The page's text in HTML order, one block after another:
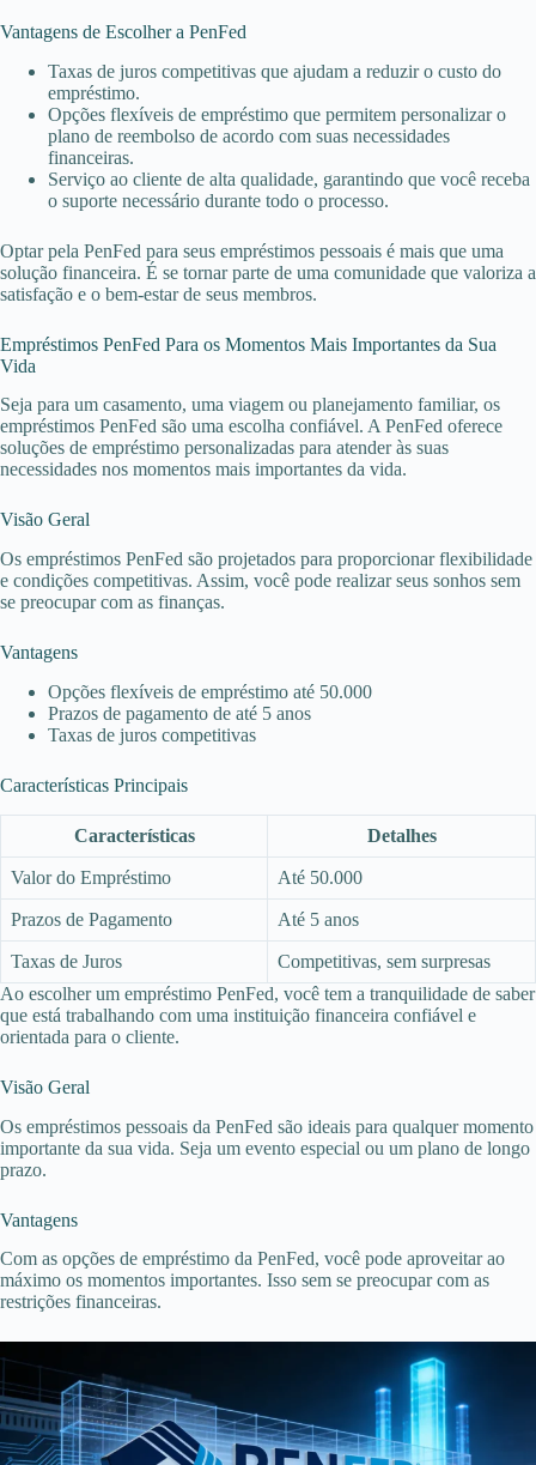
Vantagens de Escolher a PenFed
Taxas de juros competitivas que ajudam a reduzir o custo do
empréstimo.
Opções flexíveis de empréstimo que permitem personalizar o
plano de reembolso de acordo com suas necessidades
financeiras.
Serviço ao cliente de alta qualidade, garantindo que você receba
o suporte necessário durante todo o processo.
Optar pela PenFed para seus empréstimos pessoais é mais que uma
solução financeira. É se tornar parte de uma comunidade que valoriza a
satisfação e o bem-estar de seus membros.
Empréstimos PenFed Para os Momentos Mais Importantes da Sua
Vida
Seja para um casamento, uma viagem ou planejamento familiar, os
empréstimos PenFed são uma escolha confiável. A PenFed oferece
soluções de empréstimo personalizadas para atender às suas
necessidades nos momentos mais importantes da vida.
Visão Geral
Os empréstimos PenFed são projetados para proporcionar flexibilidade
e condições competitivas. Assim, você pode realizar seus sonhos sem
se preocupar com as finanças.
Vantagens
Opções flexíveis de empréstimo até 50.000
Prazos de pagamento de até 5 anos
Taxas de juros competitivas
Características Principais
Características Detalhes
Valor do Empréstimo Até 50.000
Prazos de Pagamento Até 5 anos
Taxas de Juros
Competitivas, sem surpresas
Ao escolher um empréstimo PenFed, você tem a tranquilidade de saber
que está trabalhando com uma instituição financeira confiável e
orientada para o cliente.
Visão Geral
Os empréstimos pessoais da PenFed são ideais para qualquer momento
importante da sua vida. Seja um evento especial ou um plano de longo
prazo.
Vantagens
Com as opções de empréstimo da PenFed, você pode aproveitar ao
máximo os momentos importantes. Isso sem se preocupar com as
restrições financeiras.